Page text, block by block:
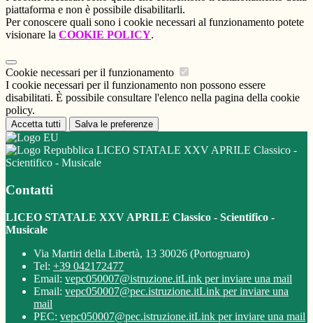
piattaforma e non è possibile disabilitarli.
Per conoscere quali sono i cookie necessari al funzionamento potete
visionare la COOKIE POLICY.
Cookie necessari per il funzionamento
I cookie necessari per il funzionamento non possono essere
disabilitati. È possibile consultare l'elenco nella pagina della cookie
policy.
Accetta tutti Salva le preferenze
LICEO STATALE XXV APRILE Classico -
Scientifico - Musicale
Contatti
LICEO STATALE XXV APRILE Classico - Scientifico -
Musicale
Via Martiri della Libertà, 13 30026 (Portogruaro)
Tel: +39 042172477
Email: vepc050007@istruzione.itLink per inviare una mail
Email: vepc050007@pec.istruzione.itLink per inviare una
mail
PEC: vepc050007@pec.istruzione.itLink per inviare una mail